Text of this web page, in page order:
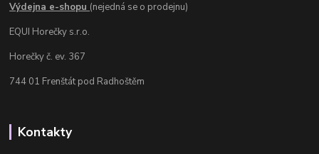
Výdejna e-shopu (nejedná se o prodejnu)
EQUI Horečky s.r.o.
Horečky č. ev. 367
744 01 Frenštát pod Radhoštěm
Kontakty